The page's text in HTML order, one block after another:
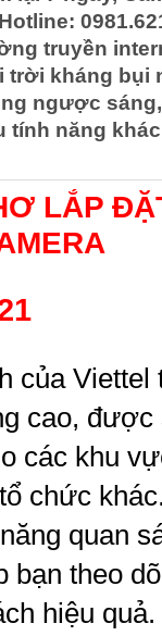
truyền
trời kháng bụi
ngược
năng
LẮP
của
cao, được
các khu
chức
quan
bạn theo
hiệu quả.